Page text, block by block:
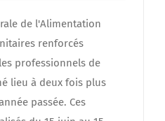
de l'Alimentation
renforcés
professionnels de
lieu à deux fois plus
passée. Ces